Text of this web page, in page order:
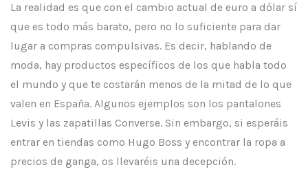
La realidad es que con el cambio actual de euro a dólar sí
que es todo más barato, pero no lo suficiente para dar
lugar a compras compulsivas. Es decir, hablando de
moda, hay productos específicos de los que habla todo
el mundo y que te costarán menos de la mitad de lo que
valen en España. Algunos ejemplos son los pantalones
Levis y las zapatillas Converse. Sin embargo, si esperáis
entrar en tiendas como Hugo Boss y encontrar la ropa a
precios de ganga, os llevaréis una decepción.